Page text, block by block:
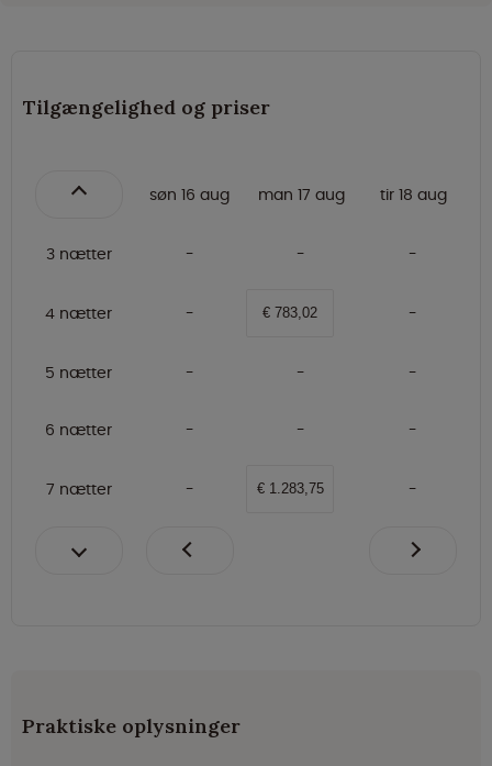
Tilgængelighed og priser
søn 16 aug man 17 aug tir 18 aug
3 nætter
4 nætter € 783,02
5 nætter
6 nætter
7 nætter € 1.283,75
Praktiske oplysninger